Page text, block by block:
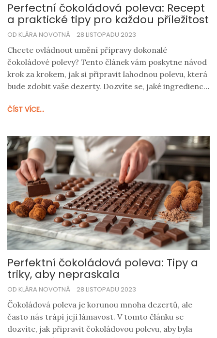
Perfectní čokoládová poleva: Recept
a praktické tipy pro každou příležitost
OD KLÁRA NOVOTNÁ 28 LISTOPADU 2023
Chcete ovládnout umění přípravy dokonalé
čokoládové polevy? Tento článek vám poskytne návod
krok za krokem, jak si připravit lahodnou polevu, která
bude zdobit vaše dezerty. Dozvíte se, jaké ingredience
přidám několik tipů, jak polevu upravit podle svého
ČÍST VÍCE...
Perfektní čokoládová poleva: Tipy a
triky, aby nepraskala
OD KLÁRA NOVOTNÁ 28 LISTOPADU 2023
Čokoládová poleva je korunou mnoha dezertů, ale
často nás trápí její lámavost. V tomto článku se
dozvíte, jak připravit čokoládovou polevu, aby byla